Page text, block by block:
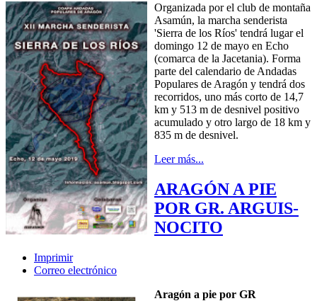
Organizada por el club de montaña
Asamún, la marcha senderista
'Sierra de los Ríos' tendrá lugar el
domingo 12 de mayo en Echo
(comarca de la Jacetania). Forma
parte del calendario de Andadas
Populares de Aragón y tendrá dos
recorridos, uno más corto de 14,7
km y 513 m de desnivel positivo
acumulado y otro largo de 18 km y
835 m de desnivel.
Leer más...
ARAGÓN A PIE
POR GR. ARGUIS-
NOCITO
Imprimir
Correo electrónico
Aragón a pie por GR